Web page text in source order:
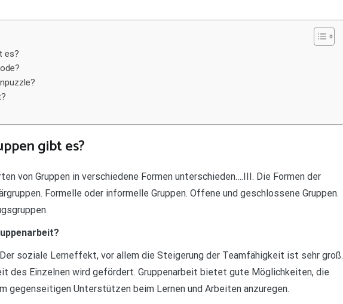
es?
gibt es?
von Gruppen in verschiedene Formen unterschieden….III. Die Formen der
Formelle oder informelle Gruppen. Offene und geschlossene Gruppen.
soziale Lerneffekt, vor allem die Steigerung der Teamfähigkeit ist sehr groß.
des Einzelnen wird gefördert. Gruppenarbeit bietet gute Möglichkeiten, die
gegenseitigen Unterstützen beim Lernen und Arbeiten anzuregen.